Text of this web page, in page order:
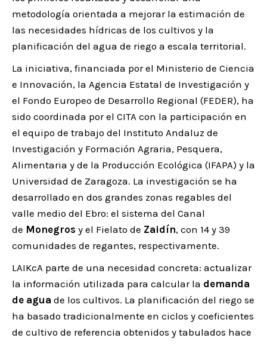
metodología orientada a mejorar la estimación de
las necesidades hídricas de los cultivos y la
planificación del agua de riego a escala territorial.
La iniciativa, financiada por el Ministerio de Ciencia
e Innovación, la Agencia Estatal de Investigación y
el Fondo Europeo de Desarrollo Regional (FEDER), ha
sido coordinada por el CITA con la participación en
el equipo de trabajo del Instituto Andaluz de
Investigación y Formación Agraria, Pesquera,
Alimentaria y de la Producción Ecológica (IFAPA) y la
Universidad de Zaragoza. La investigación se ha
desarrollado en dos grandes zonas regables del
valle medio del Ebro: el sistema del Canal
de Monegros y el Fielato de Zaidín, con 14 y 39
comunidades de regantes, respectivamente.
LAIKcA parte de una necesidad concreta: actualizar
la información utilizada para calcular la demanda
de agua de los cultivos. La planificación del riego se
ha basado tradicionalmente en ciclos y coeficientes
de cultivo de referencia obtenidos y tabulados hace